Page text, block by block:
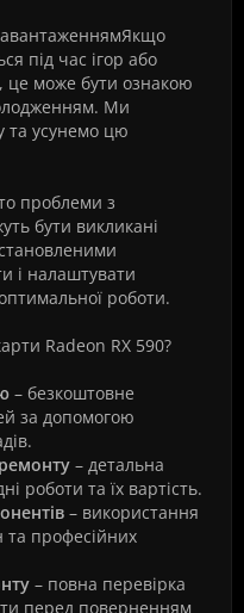
під час ігор або
це може бути ознакою
Ми
та усунемо цю
проблеми з
бути викликані
і налаштувати
роботи.
Radeon RX 590?
– безкоштовне
за допомогою
– детальна
роботи та їх вартість.
– використання
та професійних
– повна перевірка
перед поверненням